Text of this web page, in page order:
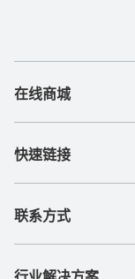
在线商城
快速链接
联系方式